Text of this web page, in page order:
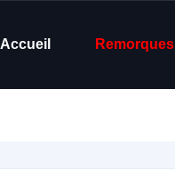
Accueil Remorques